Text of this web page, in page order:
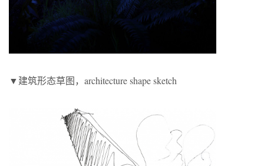
▼建筑形态草图，architecture shape sketch